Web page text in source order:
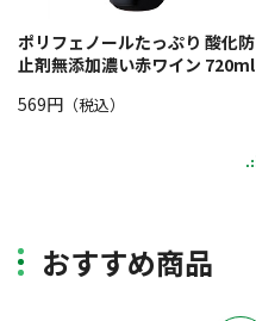
ポリフェノールたっぷり 酸化防
止剤無添加濃い赤ワイン 720ml
569円 （税込）
おすすめ商品